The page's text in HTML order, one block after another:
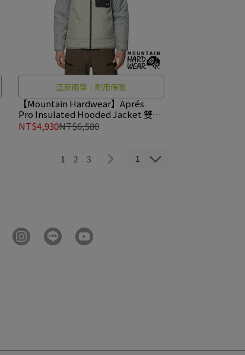
正反兩穿｜耐用保暖
【Mountain Hardwear】Aprés
Pro Insulated Hooded Jacket 雙面
化纖連帽外套 男款 鼠尾草白/深灰/黑
#2131801
NT$4,930NT$6,580
1 2 3 1